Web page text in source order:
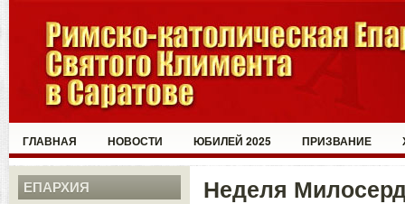
ГЛАВНАЯ НОВОСТИ ЮБИЛЕЙ 2025 ПРИЗВАНИЕ
ЕПАРХИЯ
Неделя